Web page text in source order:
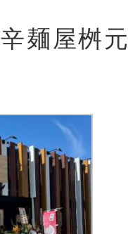
辛麺屋桝